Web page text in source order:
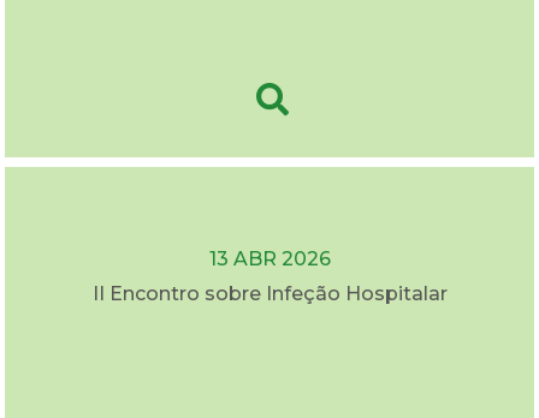
13 ABR 2026
II Encontro sobre Infeção Hospitalar